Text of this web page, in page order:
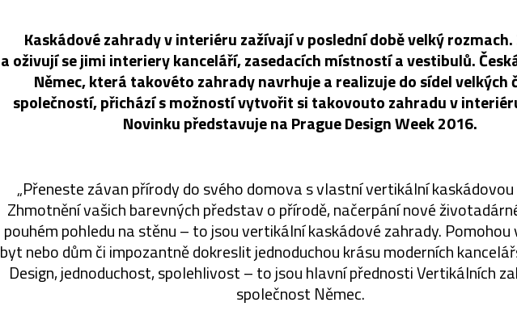
Kaskádové zahrady v interiéru zažívají v poslední době velký
a oživují se jimi interiery kanceláří, zasedacích místností a vestibulů.
Němec, která takovéto zahrady navrhuje a realizuje do sídel velkých
společností, přichází s možností vytvořit si takovouto zahradu v
Novinku představuje na Prague Design Week 2016.
„Přeneste závan přírody do svého domova s vlastní vertikální
Zhmotnění vašich barevných představ o přírodě, načerpání nové
pouhém pohledu na stěnu – to jsou vertikální kaskádové zahrady.
byt nebo dům či impozantně dokreslit jednoduchou krásu moderních
Design, jednoduchost, spolehlivost – to jsou hlavní přednosti Vertikálních
společnost Němec.